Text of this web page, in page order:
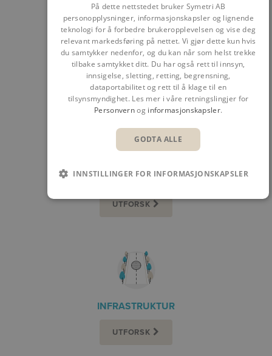
RÅDGIVENDE INGENIØR
UTFORSK
ENTREPRENØR
UTFORSK
INFRASTRUKTUR
UTFORSK
På dette nettstedet bruker Symetri AB
personopplysninger, informasjonskapsler og lignende
teknologi for å forbedre brukeropplevelsen og vise deg
relevant markedsføring på nettet. Vi gjør dette kun hvis
du samtykker nedenfor, og du kan når som helst trekke
tilbake samtykket ditt. Du har også rett til innsyn,
innsigelse, sletting, retting, begrensning,
dataportabilitet og rett til å klage til en
tilsynsmyndighet. Les mer i våre retningslingjer for
Personvernog informasjonskapsler.
GODTA ALLE
INNSTILLINGER FOR INFORMASJONSKAPSLER